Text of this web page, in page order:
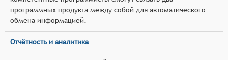
программных продукта между собой для автоматического
обмена информацией.
Отчётность и аналитика